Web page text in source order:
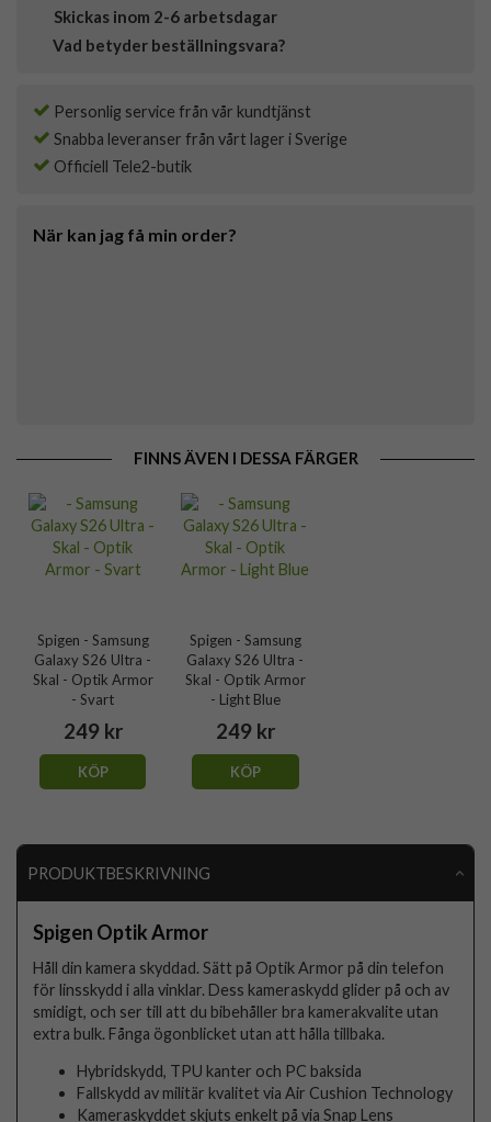
Skickas inom 2-6 arbetsdagar
Vad betyder beställningsvara?
Personlig service från vår kundtjänst
Snabba leveranser från vårt lager i Sverige
Officiell Tele2-butik
När kan jag få min order?
FINNS ÄVEN I DESSA FÄRGER
Spigen - Samsung
Galaxy S26 Ultra -
Skal - Optik Armor
- Svart
249 kr
KÖP
Spigen - Samsung
Galaxy S26 Ultra -
Skal - Optik Armor
- Light Blue
249 kr
KÖP
PRODUKTBESKRIVNING
Spigen Optik Armor
Håll din kamera skyddad. Sätt på Optik Armor på din telefon
för linsskydd i alla vinklar. Dess kameraskydd glider på och av
smidigt, och ser till att du bibehåller bra kamerakvalite utan
extra bulk. Fånga ögonblicket utan att hålla tillbaka.
Hybridskydd, TPU kanter och PC baksida
Fallskydd av militär kvalitet via Air Cushion Technology
Kameraskyddet skjuts enkelt på via Snap Lens